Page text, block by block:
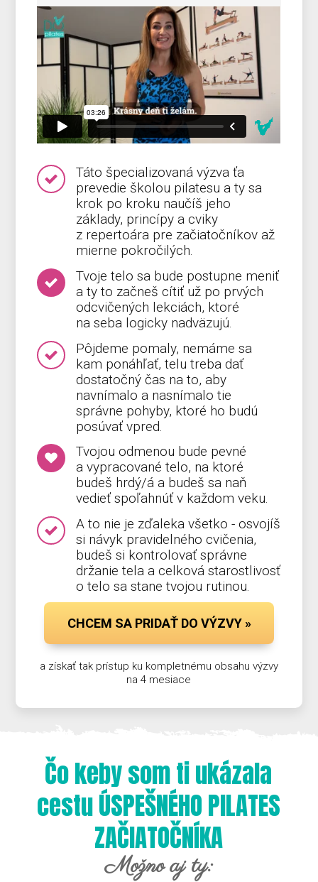
Táto špecializovaná výzva ťa
prevedie školou pilatesu a ty sa
krok po kroku naučíš jeho
základy, princípy a cviky
z repertoára pre začiatočníkov až
mierne pokročilých.
Tvoje telo sa bude postupne meniť
a ty to začneš cítiť už po prvých
odcvičených lekciách, ktoré
na seba logicky nadväzujú.
Pôjdeme pomaly, nemáme sa
kam ponáhľať, telu treba dať
dostatočný čas na to, aby
navnímalo a nasnímalo tie
správne pohyby, ktoré ho budú
posúvať vpred.
Tvojou odmenou bude pevné
a vypracované telo, na ktoré
budeš hrdý/á a budeš sa naň
vedieť spoľahnúť v každom veku.
A to nie je zďaleka všetko - osvojíš
si návyk pravidelného cvičenia,
budeš si kontrolovať správne
držanie tela a celková starostlivosť
o telo sa stane tvojou rutinou.
CHCEM SA PRIDAŤ DO VÝZVY »
a získať tak prístup ku kompletnému obsahu výzvy
na 4 mesiace
Čo keby som ti ukázala
cestu ÚSPEŠNÉHO PILATES
ZAČIATOČNÍKA
Možno aj ty: